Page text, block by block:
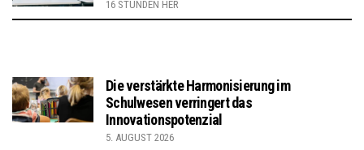
16 STUNDEN HER
Die verstärkte Harmonisierung im
Schulwesen verringert das
Innovationspotenzial
5. AUGUST 2026